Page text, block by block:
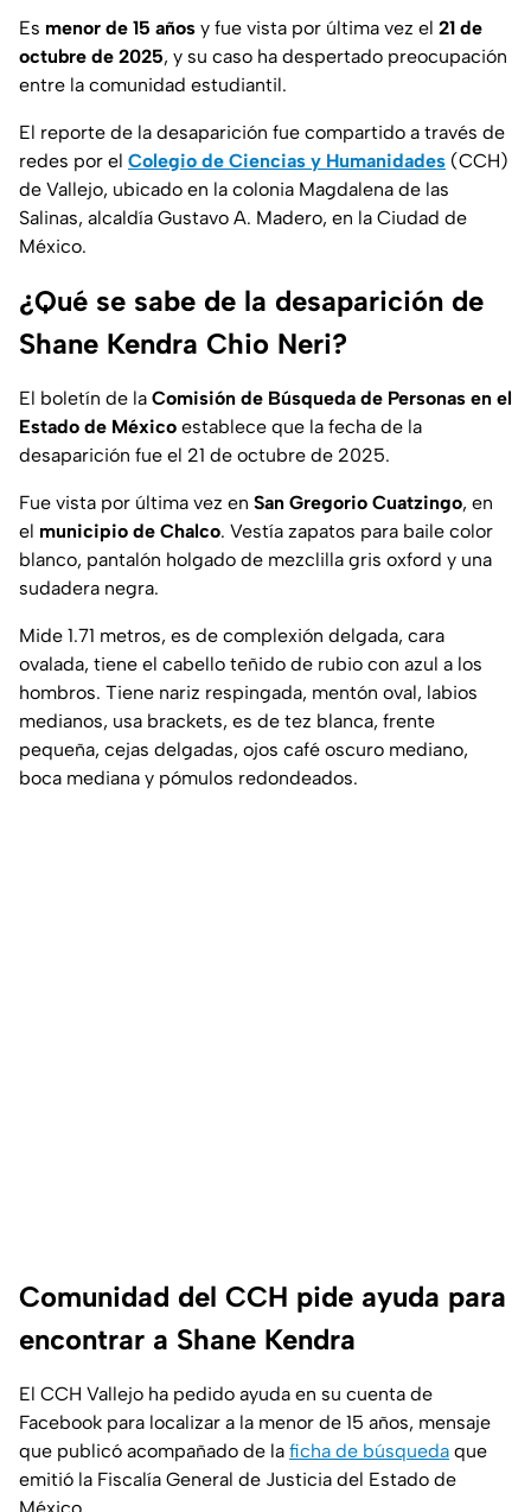
Es menor de 15 años y fue vista por última vez el 21 de
octubre de 2025, y su caso ha despertado preocupación
entre la comunidad estudiantil.
El reporte de la desaparición fue compartido a través de
redes por el Colegio de Ciencias y Humanidades (CCH)
de Vallejo, ubicado en la colonia Magdalena de las
Salinas, alcaldía Gustavo A. Madero, en la Ciudad de
México.
¿Qué se sabe de la desaparición de
Shane Kendra Chio Neri?
El boletín de la Comisión de Búsqueda de Personas en el
Estado de México establece que la fecha de la
desaparición fue el 21 de octubre de 2025.
Fue vista por última vez en San Gregorio Cuatzingo, en
el municipio de Chalco. Vestía zapatos para baile color
blanco, pantalón holgado de mezclilla gris oxford y una
sudadera negra.
Mide 1.71 metros, es de complexión delgada, cara
ovalada, tiene el cabello teñido de rubio con azul a los
hombros. Tiene nariz respingada, mentón oval, labios
medianos, usa brackets, es de tez blanca, frente
pequeña, cejas delgadas, ojos café oscuro mediano,
boca mediana y pómulos redondeados.
Comunidad del CCH pide ayuda para
encontrar a Shane Kendra
El CCH Vallejo ha pedido ayuda en su cuenta de
Facebook para localizar a la menor de 15 años, mensaje
que publicó acompañado de la ficha de búsqueda que
emitió la Fiscalía General de Justicia del Estado de